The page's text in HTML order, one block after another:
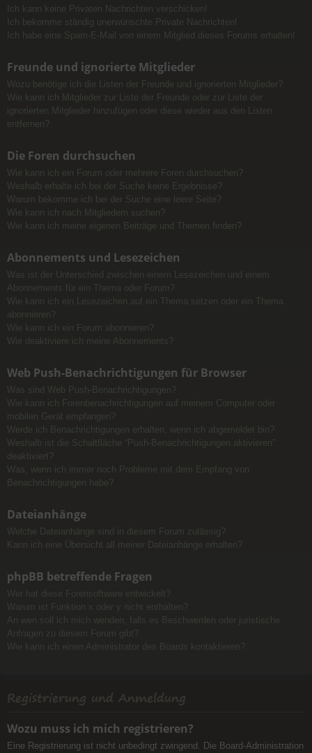
Ich kann keine Privaten Nachrichten verschicken!
Ich bekomme ständig unerwünschte Private Nachrichten!
Ich habe eine Spam-E-Mail von einem Mitglied dieses Forums erhalten!
Freunde und ignorierte Mitglieder
Wozu benötige ich die Listen der Freunde und ignorierten Mitglieder?
Wie kann ich Mitglieder zur Liste der Freunde oder zur Liste der
ignorierten Mitglieder hinzufügen oder diese wieder aus den Listen
entfernen?
Die Foren durchsuchen
Wie kann ich ein Forum oder mehrere Foren durchsuchen?
Weshalb erhalte ich bei der Suche keine Ergebnisse?
Warum bekomme ich bei der Suche eine leere Seite?
Wie kann ich nach Mitgliedern suchen?
Wie kann ich meine eigenen Beiträge und Themen finden?
Abonnements und Lesezeichen
Was ist der Unterschied zwischen einem Lesezeichen und einem
Abonnements für ein Thema oder Forum?
Wie kann ich ein Lesezeichen auf ein Thema setzen oder ein Thema
abonnieren?
Wie kann ich ein Forum abonnieren?
Wie deaktiviere ich meine Abonnements?
Web Push-Benachrichtigungen für Browser
Was sind Web Push-Benachrichtigungen?
Wie kann ich Forenbenachrichtigungen auf meinem Computer oder
mobilen Gerät empfangen?
Werde ich Benachrichtigungen erhalten, wenn ich abgemeldet bin?
Weshalb ist die Schaltfläche “Push-Benachrichtigungen aktivieren”
deaktiviert?
Was, wenn ich immer noch Probleme mit dem Empfang von
Benachrichtigungen habe?
Dateianhänge
Welche Dateianhänge sind in diesem Forum zulässig?
Kann ich eine Übersicht all meiner Dateianhänge erhalten?
phpBB betreffende Fragen
Wer hat diese Forensoftware entwickelt?
Warum ist Funktion x oder y nicht enthalten?
An wen soll ich mich wenden, falls es Beschwerden oder juristische
Anfragen zu diesem Forum gibt?
Wie kann ich einen Administrator des Boards kontaktieren?
Registrierung und Anmeldung
Wozu muss ich mich registrieren?
Eine Registrierung ist nicht unbedingt zwingend. Die Board-Administration